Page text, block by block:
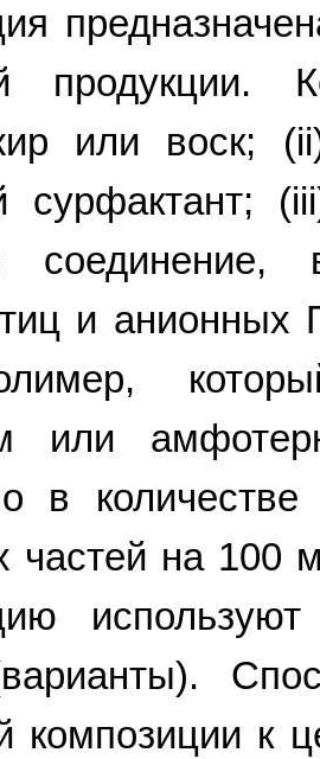
продукции.
или воск;
сурфактант;
и
или
в
частей на 100
композиции к